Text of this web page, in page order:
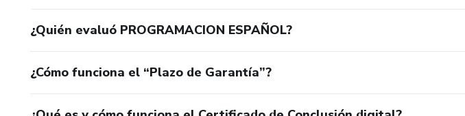
¿Quién evaluó PROGRAMACION ESPAÑOL?
¿Cómo funciona el “Plazo de Garantía”?